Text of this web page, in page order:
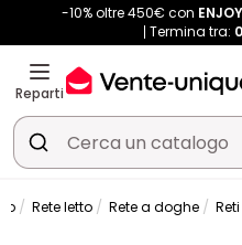
-10% oltre 450€ con
Termina tra:
Reparti
Rete letto Rete a doghe